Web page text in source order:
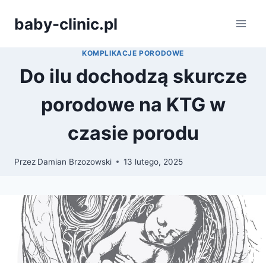
baby-clinic.pl
KOMPLIKACJE PORODOWE
Do ilu dochodzą skurcze
porodowe na KTG w
czasie porodu
Przez Damian Brzozowski 13 lutego, 2025